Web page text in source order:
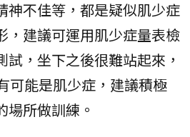
神不佳等，都是疑似肌少症
，建議可運用肌少症量表檢
，坐下之後很難站起來，
可能是肌少症，建議積極
場所做訓練。